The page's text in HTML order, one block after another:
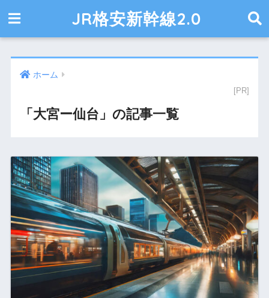
JR格安新幹線2.0
ホーム
「大宮ー仙台」の記事一覧